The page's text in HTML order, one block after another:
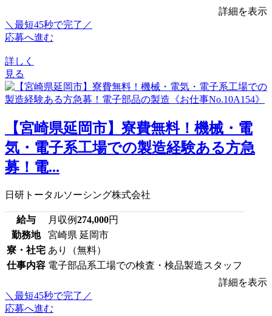
詳細を表示
＼最短45秒で完了／
応募へ進む
詳しく
見る
【宮崎県延岡市】寮費無料！機械・電
気・電子系工場での製造経験ある方急
募！電...
日研トータルソーシング株式会社
給与 月収例274,000円
勤務地
宮崎県 延岡市
寮・社宅 あり（無料）
仕事内容 電子部品系工場での検査・検品製造スタッフ
詳細を表示
＼最短45秒で完了／
応募へ進む